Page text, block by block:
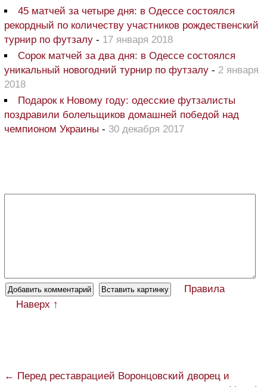
45 матчей за четыре дня: в Одессе состоялся
рекордный по количеству участников рождественский
турнир по футзалу - 17 января 2018
Сорок матчей за два дня: в Одессе состоялся
уникальный новогодний турнир по футзалу - 2 января
2018
Подарок к Новому году: одесские футзалисты
поздравили болельщиков домашней победой над
чемпионом Украины - 30 декабря 2017
Правила
Наверх ↑
← Перед реставрацией Воронцовский дворец и